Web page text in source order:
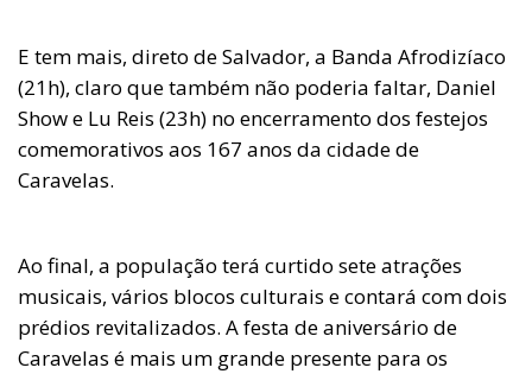
E tem mais, direto de Salvador, a Banda Afrodizíaco
(21h), claro que também não poderia faltar, Daniel
Show e Lu Reis (23h) no encerramento dos festejos
comemorativos aos 167 anos da cidade de
Caravelas.
Ao final, a população terá curtido sete atrações
musicais, vários blocos culturais e contará com dois
prédios revitalizados. A festa de aniversário de
Caravelas é mais um grande presente para os